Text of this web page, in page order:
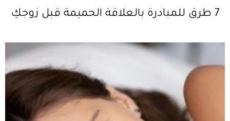
7 طرق للمبادرة بالعلاقة الحميمة قبل زوجكِ